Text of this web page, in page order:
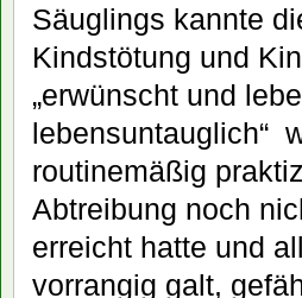
Säuglings kannte
Kindstötung und
„erwünscht und
lebensuntauglich“
routinemäßig
Abtreibung noch
erreicht hatte und
vorrangig galt,